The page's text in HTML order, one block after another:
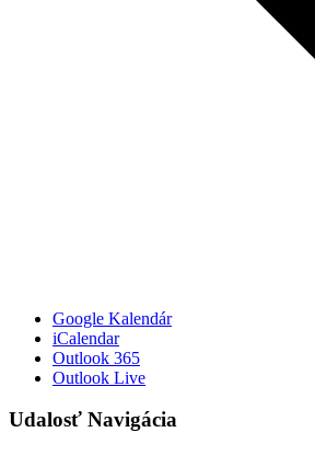
Google Kalendár
iCalendar
Outlook 365
Outlook Live
Udalosť Navigácia